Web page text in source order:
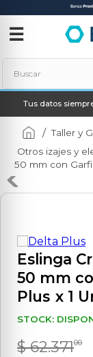
☰
Buscar
Tus datos
Taller y
Otros izajes y
50 mm con
Eslinga
50 mm
Plus x 1
STOCK:
$ 62.37100
Términos
1.
soldadora
2.
neo
6
7.
8.
compresor
9 .
aspiradora
10. lijadora